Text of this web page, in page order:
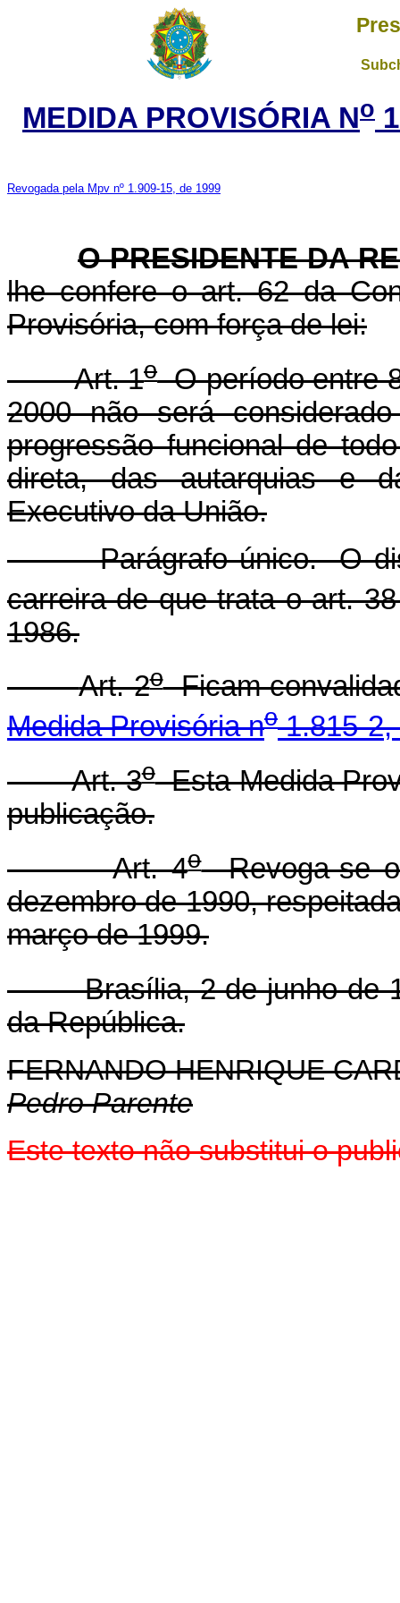
MEDIDA PROVISÓRIA No
Revogada pela Mpv nº 1.909-15, de 1999
O PRESIDENTE DA
lhe confere o art. 62 da
Provisória, com força de lei:
Art. 1oO período entre
2000 não será
progressão funcional de
direta, das autarquias e
Executivo da União.
Parágrafo único. O
carreira de que trata o art.
1986.
Art. 2oFicam
Medida Provisória no1.815-2,
Art. 3oEsta Medida
publicação.
Art. 4oRevoga-se
dezembro de 1990,
março de 1999.
Brasília, 2 de junho de
da República.
FERNANDO HENRIQUE
Pedro Parente
Este texto não substitui o